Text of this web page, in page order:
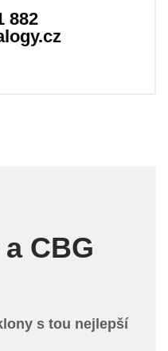
882
CBG
s tou nejlepší